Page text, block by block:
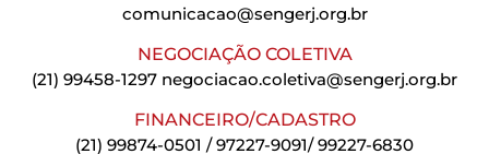
comunicacao@sengerj.org.br
NEGOCIAÇÃO COLETIVA
(21) 99458-1297 negociacao.coletiva@sengerj.org.br
FINANCEIRO/CADASTRO
(21) 99874-0501 / 97227-9091/ 99227-6830